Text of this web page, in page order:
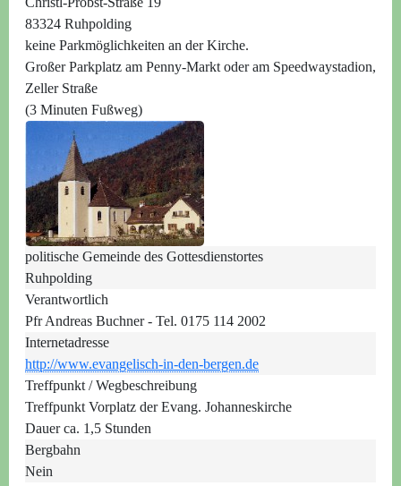
83324 Ruhpolding
keine Parkmöglichkeiten an der Kirche.
Großer Parkplatz am Penny-Markt oder am Speedwaystadion,
Zeller Straße
(3 Minuten Fußweg)
politische Gemeinde des Gottesdienstortes
Ruhpolding
Verantwortlich
Pfr Andreas Buchner - Tel. 0175 114 2002
Internetadresse
http://www.evangelisch-in-den-bergen.de
Treffpunkt / Wegbeschreibung
Treffpunkt Vorplatz der Evang. Johanneskirche
Dauer ca. 1,5 Stunden
Bergbahn
Nein